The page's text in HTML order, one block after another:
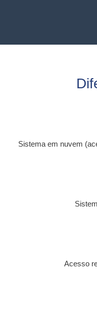
Sistema em nuvem
Acesso